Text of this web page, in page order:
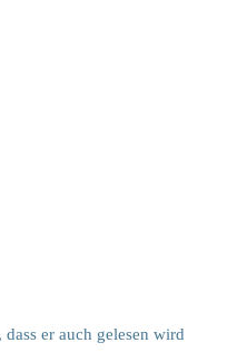
er auch gelesen wird